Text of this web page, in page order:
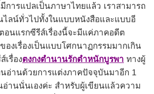
การแปลเป็นภาษาไทยแล้ว เราสามารถ
ลน์ทั่วไปทั้งในแบบหนังสือและแบบอี
อนแรกซีรีส์เรื่องนี้จะมีแค่ภาคอดีต
องเรื่องเป็นแบบโศกนาฏกรรมมากเกิน
เรื่องตงกงตำนานรักตำหนักบูรพา ทางผู้
นอ่านด้วยการแต่งภาคปัจจุบันมาอีก 1
อ่านนั่นเองค่ะ สำหรับผู้เขียนแล้วความ